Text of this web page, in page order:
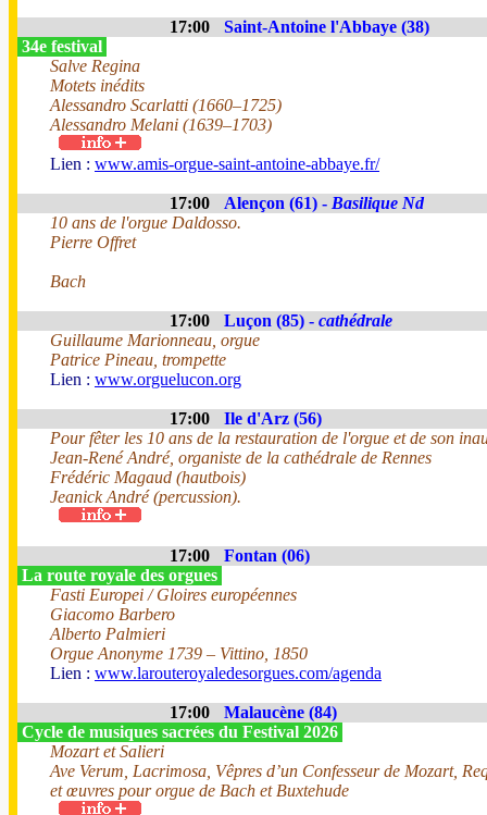
17:00
Saint-Antoine l'Abbaye (38)
34e festival
Salve Regina
Motets inédits
Alessandro Scarlatti (1660–1725)
Alessandro Melani (1639–1703)
Lien : www.amis-orgue-saint-antoine-abbaye.fr/
17:00 Alençon (61) - Basilique Nd
10 ans de l'orgue Daldosso.
Pierre Offret
Bach
17:00 Luçon (85) - cathédrale
Guillaume Marionneau, orgue
Patrice Pineau, trompette
Lien : www.orguelucon.org
17:00
Ile d'Arz (56)
Pour fêter les 10 ans de la restauration de l'orgue et de son
Jean-René André, organiste de la cathédrale de Rennes
Frédéric Magaud (hautbois)
Jeanick André (percussion).
17:00
Fontan (06)
La route royale des orgues
Fasti Europei / Gloires européennes
Giacomo Barbero
Alberto Palmieri
Orgue Anonyme 1739 – Vittino, 1850
Lien : www.larouteroyaledesorgues.com/agenda
17:00
Malaucène (84)
Cycle de musiques sacrées du Festival 2026
Mozart et Salieri
Ave Verum, Lacrimosa, Vêpres d’un Confesseur de Mozart,
et œuvres pour orgue de Bach et Buxtehude